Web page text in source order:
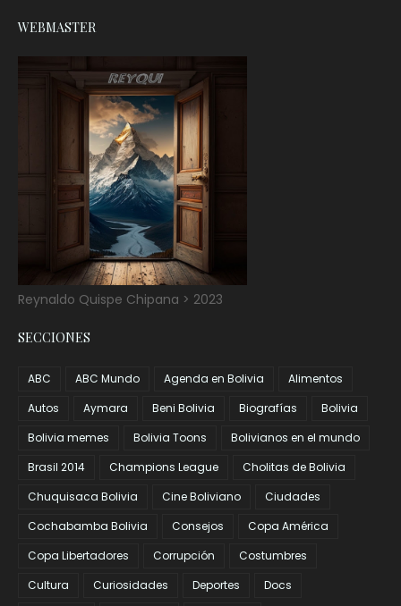
WEBMASTER
Reynaldo Quispe Chipana > 2023
SECCIONES
ABC ABC Mundo Agenda en Bolivia
Alimentos
Autos
Aymara Beni Bolivia Biografías
Bolivia
Bolivia memes
Bolivia Toons
Bolivianos en el mundo
Brasil 2014
Champions League
Cholitas de Bolivia
Chuquisaca Bolivia
Cine Boliviano
Ciudades
Cochabamba Bolivia
Consejos
Copa América
Copa Libertadores
Corrupción
Costumbres
Cultura
Curiosidades Deportes
Docs